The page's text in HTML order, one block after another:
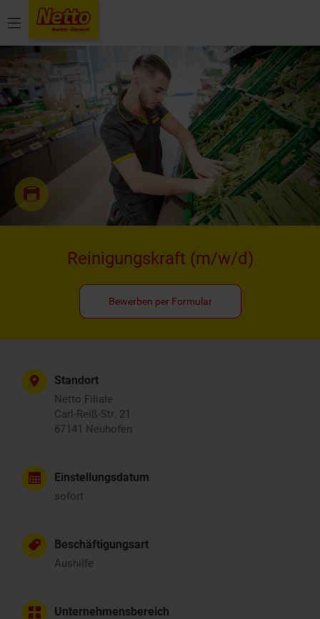
Menü
Reinigungskraft (m/w/d)
Bewerben per Formular
Standort
Netto Filiale
Carl-Reiß-Str. 21
67141 Neuhofen
Einstellungsdatum
sofort
Beschäftigungsart
Aushilfe
Unternehmensbereich